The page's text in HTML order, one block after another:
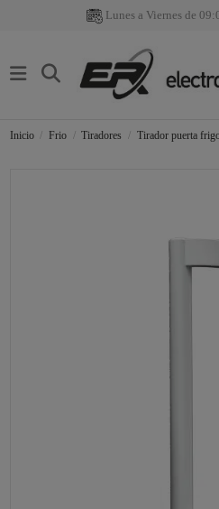
Lunes a Viernes de
Inicio Frio Tiradores Tirador puerta